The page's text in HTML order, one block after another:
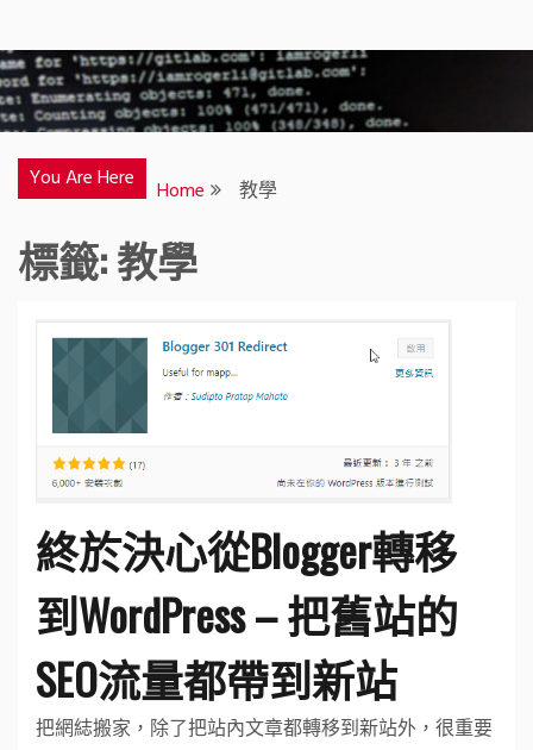
You Are Here Home 教學
標籤:教學
終於決心從Blogger轉移
到WordPress – 把舊站的
SEO流量都帶到新站
把網綕搬家，除了把站內文章都轉移到新站外，很重要